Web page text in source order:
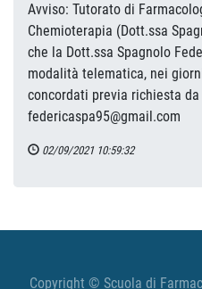
Avviso: Tutorato di
Chemioterapia (Dott.ssa
che la Dott.ssa Spagnolo
modalità telematica, nei
concordati previa richiesta
federicaspa95@gmail.com
02/09/2021 10:59:32
Copyright © Scuola di